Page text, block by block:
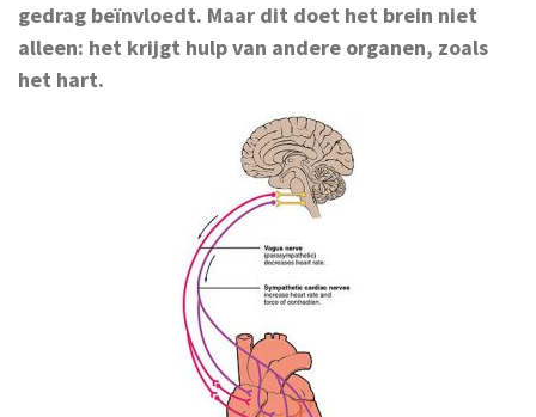
gedrag beïnvloedt. Maar dit doet het brein niet
alleen: het krijgt hulp van andere organen, zoals
het hart.